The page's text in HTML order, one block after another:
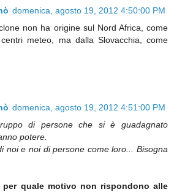
domenica, agosto 19, 2012 4:50:00 PM
non ha origine sul Nord Africa, come
meteo, ma dalla Slovacchia, come
domenica, agosto 19, 2012 4:51:00 PM
di persone che si è guadagnato
potere.
noi e noi di persone come loro... Bisogna
per quale motivo non rispondono alle